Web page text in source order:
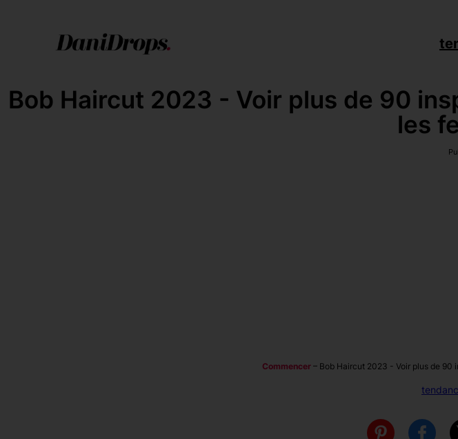
Bob Haircut 2023 - Voir plus de 90
les
Commencer – Bob Haircut 2023 - Voir plus de 90